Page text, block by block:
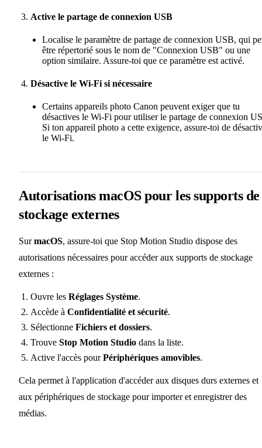
Active le partage de connexion USB
Localise le paramètre de partage de connexion USB, qui
être répertorié sous le nom de "Connexion USB" ou une
option similaire. Assure-toi que ce paramètre est activé.
Désactive le Wi-Fi si nécessaire
Certains appareils photo Canon peuvent exiger que tu
désactives le Wi-Fi pour utiliser le partage de connexion
Si ton appareil photo a cette exigence, assure-toi de
le Wi-Fi.
Autorisations macOS pour les supports de
stockage externes
SurmacOS, assure-toi que Stop Motion Studio dispose des
autorisations nécessaires pour accéder aux supports de stockage
externes :
Ouvre les Réglages Système.
Accède à Confidentialité et sécurité.
Sélectionne Fichiers et dossiers.
Trouve Stop Motion Studio dans la liste.
Active l'accès pourPériphériques amovibles.
Cela permet à l'application d'accéder aux disques durs externes et
aux périphériques de stockage pour importer et enregistrer des
médias.